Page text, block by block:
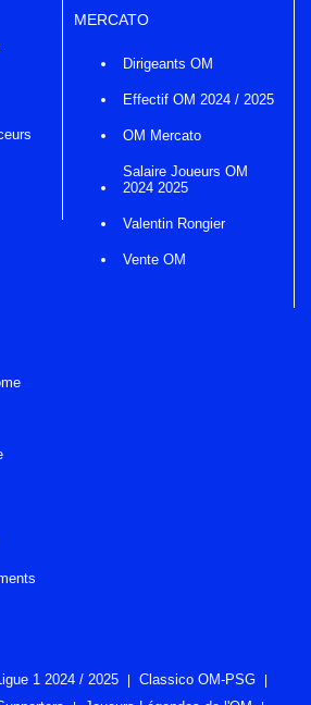
MERCATO
Dirigeants OM
Effectif OM 2024 / 2025
OM Mercato
Salaire Joueurs OM
2024 2025
Valentin Rongier
Vente OM
1 2024 / 2025
Classico OM-PSG